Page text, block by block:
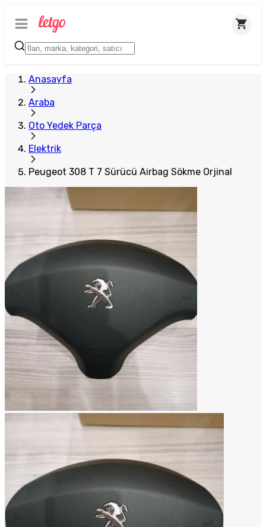
Anasayfa
Araba
Oto Yedek Parça
Elektrik
Peugeot 308 T 7 Sürücü Airbag Sökme Orjinal
Plus Satıcı